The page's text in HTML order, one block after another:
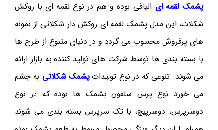
پشمک لقمه ای الیافی بوده و هم در نوع لقمه ای با روکش
شکلات، این مدل پشمک لقمه ای روکش دار شکلاتی از نمونه
های پرفروش محسوب می گردد و در دنیای متنوع از طرح ها
با بسته بندی ها توسط شرکت های تولید کننده به بازار ارائه
می شوند. تنوعی که در نوع تولیداتپشمک شکلاتی به چشم
می خورد نوع پرس سلفون پشمک ها بوده که در نوع
دوسرپرس، دوسرپیچ، با تک سرپرس بسته بندی می شوند